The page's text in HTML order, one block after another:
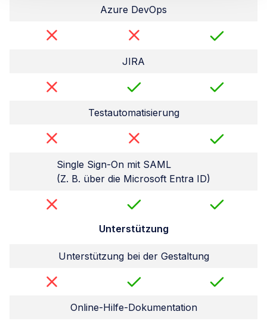
Azure DevOps
JIRA
Testautomatisierung
Single Sign-On mit SAML
(Z. B. über die Microsoft Entra ID)
Unterstützung
Unterstützung bei der Gestaltung
Online-Hilfe-Dokumentation